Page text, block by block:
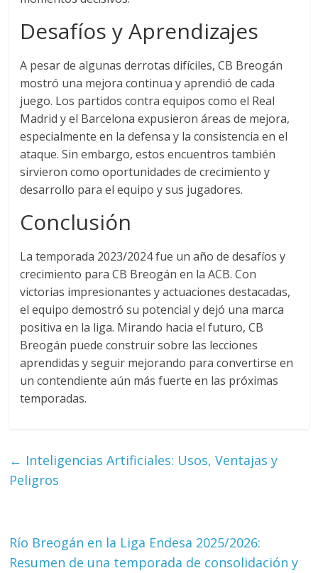
Desafíos y Aprendizajes
A pesar de algunas derrotas difíciles, CB Breogán
mostró una mejora continua y aprendió de cada
juego. Los partidos contra equipos como el Real
Madrid y el Barcelona expusieron áreas de mejora,
especialmente en la defensa y la consistencia en el
ataque. Sin embargo, estos encuentros también
sirvieron como oportunidades de crecimiento y
desarrollo para el equipo y sus jugadores.
Conclusión
La temporada 2023/2024 fue un año de desafíos y
crecimiento para CB Breogán en la ACB. Con
victorias impresionantes y actuaciones destacadas,
el equipo demostró su potencial y dejó una marca
positiva en la liga. Mirando hacia el futuro, CB
Breogán puede construir sobre las lecciones
aprendidas y seguir mejorando para convertirse en
un contendiente aún más fuerte en las próximas
temporadas.
← Inteligencias Artificiales: Usos, Ventajas y
Peligros
Río Breogán en la Liga Endesa 2025/2026:
Resumen de una temporada de consolidación y